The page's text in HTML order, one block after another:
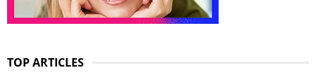
TOP ARTICLES